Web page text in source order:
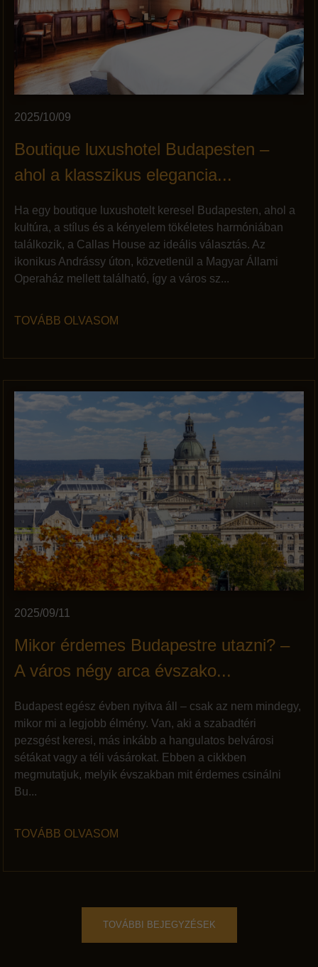
2025/10/09
Boutique luxushotel Budapesten –
ahol a klasszikus elegancia...
Ha egy boutique luxushotelt keresel Budapesten, ahol a
kultúra, a stílus és a kényelem tökéletes harmóniában
találkozik, a Callas House az ideális választás. Az
ikonikus Andrássy úton, közvetlenül a Magyar Állami
Operaház mellett található, így a város sz...
TOVÁBB OLVASOM
2025/09/11
Mikor érdemes Budapestre utazni? –
A város négy arca évszako...
Budapest egész évben nyitva áll – csak az nem mindegy,
mikor mi a legjobb élmény. Van, aki a szabadtéri
pezsgést keresi, más inkább a hangulatos belvárosi
sétákat vagy a téli vásárokat. Ebben a cikkben
megmutatjuk, melyik évszakban mit érdemes csinálni
Bu...
TOVÁBB OLVASOM
TOVÁBBI BEJEGYZÉSEK